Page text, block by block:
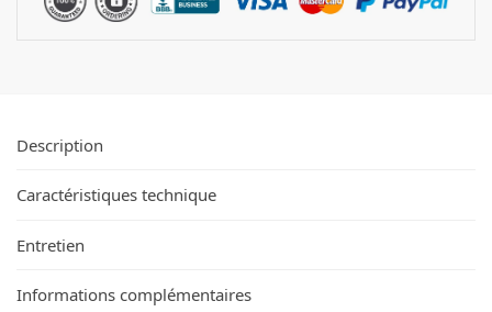
Description
Caractéristiques technique
Entretien
Informations complémentaires